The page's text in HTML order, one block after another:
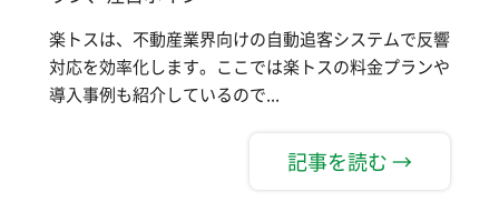
楽トスは、不動産業界向けの自動追客システムで反響
対応を効率化します。ここでは楽トスの料金プランや
導入事例も紹介しているので...
記事を読む →